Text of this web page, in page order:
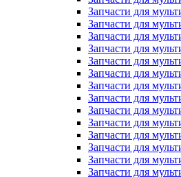
Запчасти для
Запчасти для
Запчасти для
Запчасти для
Запчасти для
Запчасти для
Запчасти для
Запчасти для
Запчасти для
Запчасти для
Запчасти для
Запчасти для
Запчасти для
Запчасти для